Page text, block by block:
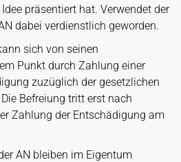
präsentiert hat. Verwendet der
dabei verdienstlich geworden.
sich von seinen
Punkt durch Zahlung einer
zuzüglich der gesetzlichen
Befreiung tritt erst nach
Zahlung der Entschädigung am
AN bleiben im Eigentum